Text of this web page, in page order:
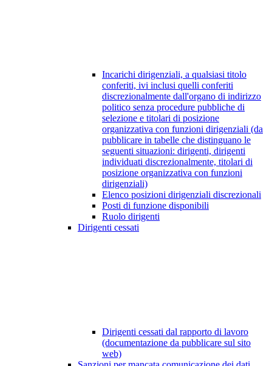
Incarichi dirigenziali, a qualsiasi titolo
conferiti, ivi inclusi quelli conferiti
discrezionalmente dall'organo di indirizzo
politico senza procedure pubbliche di
selezione e titolari di posizione
organizzativa con funzioni dirigenziali (da
pubblicare in tabelle che distinguano le
seguenti situazioni: dirigenti, dirigenti
individuati discrezionalmente, titolari di
posizione organizzativa con funzioni
dirigenziali)
Elenco posizioni dirigenziali discrezionali
Posti di funzione disponibili
Ruolo dirigenti
Dirigenti cessati
Dirigenti cessati dal rapporto di lavoro
(documentazione da pubblicare sul sito
web)